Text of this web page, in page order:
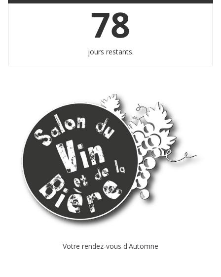
78
jours restants.
Votre rendez-vous d'Automne